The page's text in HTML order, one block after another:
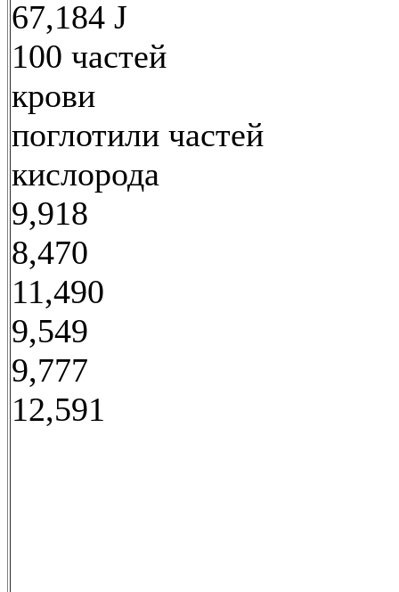
67,184 J
100 частей
крови
поглотили частей
кислорода
9,918
8,470
11,490
9,549
9,777
12,591